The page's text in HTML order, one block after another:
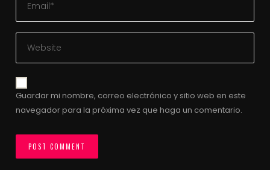
Guardar mi nombre, correo electrónico y sitio web en este
navegador para la próxima vez que haga un comentario.